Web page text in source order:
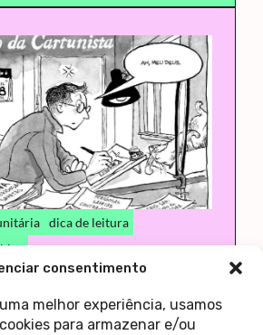
consentimento
melhor experiência, usamos
para armazenar e/ou
dica de leitura
de Alison Bechdel
Casa 1